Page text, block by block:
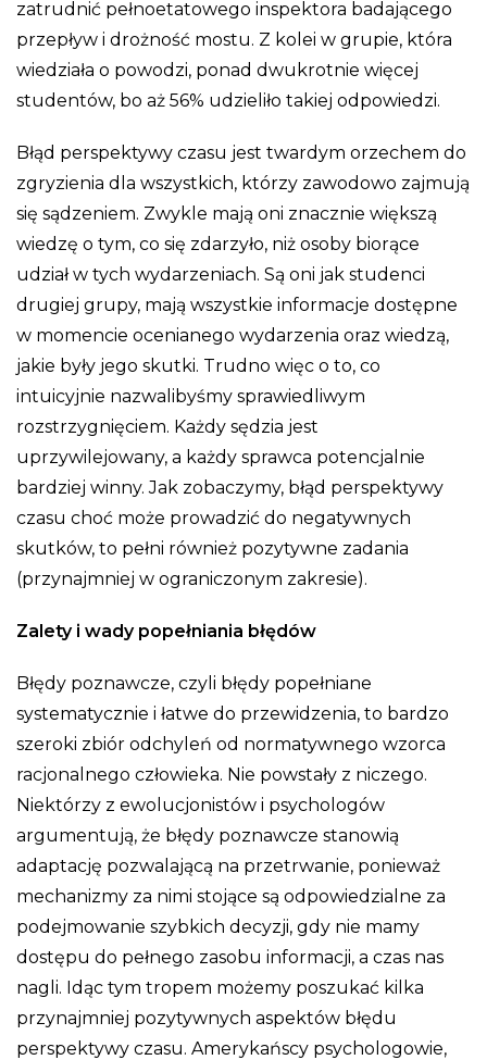
zatrudnić pełnoetatowego inspektora badającego
przepływ i drożność mostu. Z kolei w grupie, która
wiedziała o powodzi, ponad dwukrotnie więcej
studentów, bo aż 56% udzieliło takiej odpowiedzi.
Błąd perspektywy czasu jest twardym orzechem do
zgryzienia dla wszystkich, którzy zawodowo zajmują
się sądzeniem. Zwykle mają oni znacznie większą
wiedzę o tym, co się zdarzyło, niż osoby biorące
udział w tych wydarzeniach. Są oni jak studenci
drugiej grupy, mają wszystkie informacje dostępne
w momencie ocenianego wydarzenia oraz wiedzą,
jakie były jego skutki. Trudno więc o to, co
intuicyjnie nazwalibyśmy sprawiedliwym
rozstrzygnięciem. Każdy sędzia jest
uprzywilejowany, a każdy sprawca potencjalnie
bardziej winny. Jak zobaczymy, błąd perspektywy
czasu choć może prowadzić do negatywnych
skutków, to pełni również pozytywne zadania
(przynajmniej w ograniczonym zakresie).
Zalety i wady popełniania błędów
Błędy poznawcze, czyli błędy popełniane
systematycznie i łatwe do przewidzenia, to bardzo
szeroki zbiór odchyleń od normatywnego wzorca
racjonalnego człowieka. Nie powstały z niczego.
Niektórzy z ewolucjonistów i psychologów
argumentują, że błędy poznawcze stanowią
adaptację pozwalającą na przetrwanie, ponieważ
mechanizmy za nimi stojące są odpowiedzialne za
podejmowanie szybkich decyzji, gdy nie mamy
dostępu do pełnego zasobu informacji, a czas nas
nagli. Idąc tym tropem możemy poszukać kilka
przynajmniej pozytywnych aspektów błędu
perspektywy czasu. Amerykańscy psychologowie,